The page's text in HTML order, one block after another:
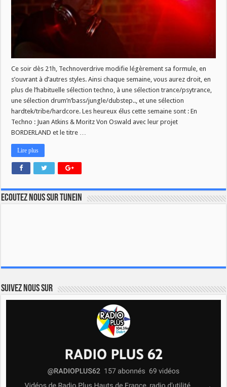
Ce soir dès 21h, Technoverdrive modifie légèrement sa formule, en
s’ouvrant à d’autres styles. Ainsi chaque semaine, vous aurez droit, en
plus de l’habituelle sélection techno, à une sélection trance/psytrance,
une sélection drum’n’bass/jungle/dubstep.., et une sélection
hardtek/tribe/hardcore. Les heureux élus cette semaine sont : En
Techno : Juan Atkins & Moritz Von Oswald avec leur projet
BORDERLAND et le titre …
Lire plus
Ecoutez nous sur TuneIn
Suivez nous sur